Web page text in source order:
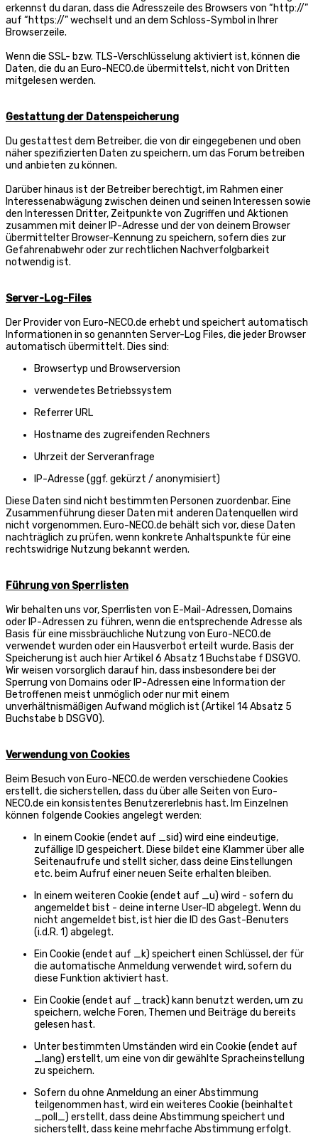
erkennst du daran, dass die Adresszeile des Browsers von “http://”
auf “https://” wechselt und an dem Schloss-Symbol in Ihrer
Browserzeile.
Wenn die SSL- bzw. TLS-Verschlüsselung aktiviert ist, können die
Daten, die du an Euro-NECO.de übermittelst, nicht von Dritten
mitgelesen werden.
Gestattung der Datenspeicherung
Du gestattest dem Betreiber, die von dir eingegebenen und oben
näher spezifizierten Daten zu speichern, um das Forum betreiben
und anbieten zu können.
Darüber hinaus ist der Betreiber berechtigt, im Rahmen einer
Interessenabwägung zwischen deinen und seinen Interessen sowie
den Interessen Dritter, Zeitpunkte von Zugriffen und Aktionen
zusammen mit deiner IP-Adresse und der von deinem Browser
übermittelter Browser-Kennung zu speichern, sofern dies zur
Gefahrenabwehr oder zur rechtlichen Nachverfolgbarkeit
notwendig ist.
Server-Log-Files
Der Provider von Euro-NECO.de erhebt und speichert automatisch
Informationen in so genannten Server-Log Files, die jeder Browser
automatisch übermittelt. Dies sind:
Browsertyp und Browserversion
verwendetes Betriebssystem
Referrer URL
Hostname des zugreifenden Rechners
Uhrzeit der Serveranfrage
IP-Adresse (ggf. gekürzt / anonymisiert)
Diese Daten sind nicht bestimmten Personen zuordenbar. Eine
Zusammenführung dieser Daten mit anderen Datenquellen wird
nicht vorgenommen. Euro-NECO.de behält sich vor, diese Daten
nachträglich zu prüfen, wenn konkrete Anhaltspunkte für eine
rechtswidrige Nutzung bekannt werden.
Führung von Sperrlisten
Wir behalten uns vor, Sperrlisten von E-Mail-Adressen, Domains
oder IP-Adressen zu führen, wenn die entsprechende Adresse als
Basis für eine missbräuchliche Nutzung von Euro-NECO.de
verwendet wurden oder ein Hausverbot erteilt wurde. Basis der
Speicherung ist auch hier Artikel 6 Absatz 1 Buchstabe f DSGVO.
Wir weisen vorsorglich darauf hin, dass insbesondere bei der
Sperrung von Domains oder IP-Adressen eine Information der
Betroffenen meist unmöglich oder nur mit einem
unverhältnismäßigen Aufwand möglich ist (Artikel 14 Absatz 5
Buchstabe b DSGVO).
Verwendung von Cookies
Beim Besuch von Euro-NECO.de werden verschiedene Cookies
erstellt, die sicherstellen, dass du über alle Seiten von Euro-
NECO.de ein konsistentes Benutzererlebnis hast. Im Einzelnen
können folgende Cookies angelegt werden:
In einem Cookie (endet auf _sid) wird eine eindeutige,
zufällige ID gespeichert. Diese bildet eine Klammer über alle
Seitenaufrufe und stellt sicher, dass deine Einstellungen
etc. beim Aufruf einer neuen Seite erhalten bleiben.
In einem weiteren Cookie (endet auf _u) wird - sofern du
angemeldet bist - deine interne User-ID abgelegt. Wenn du
nicht angemeldet bist, ist hier die ID des Gast-Benuters
(i.d.R. 1) abgelegt.
Ein Cookie (endet auf _k) speichert einen Schlüssel, der für
die automatische Anmeldung verwendet wird, sofern du
diese Funktion aktiviert hast.
Ein Cookie (endet auf _track) kann benutzt werden, um zu
speichern, welche Foren, Themen und Beiträge du bereits
gelesen hast.
Unter bestimmten Umständen wird ein Cookie (endet auf
_lang) erstellt, um eine von dir gewählte Spracheinstellung
zu speichern.
Sofern du ohne Anmeldung an einer Abstimmung
teilgenommen hast, wird ein weiteres Cookie (beinhaltet
_poll_) erstellt, dass deine Abstimmung speichert und
sicherstellt, dass keine mehrfache Abstimmung erfolgt.